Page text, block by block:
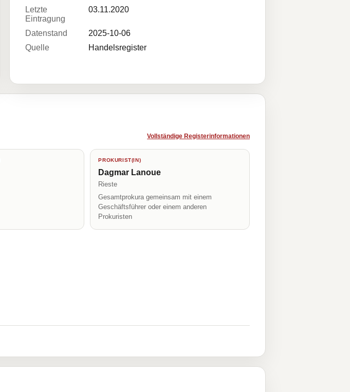
Letzte
Eintragung
03.11.2020
Datenstand
2025-10-06
Quelle
Handelsregister
Vollständige Registerinformationen
PROKURIST(IN)
Dagmar Lanoue
Rieste
Gesamtprokura gemeinsam mit einem
Geschäftsführer oder einem anderen
Prokuristen